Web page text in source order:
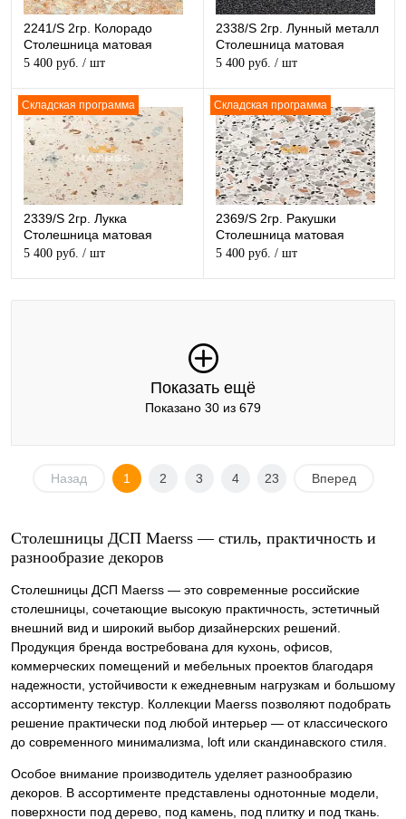
2241/S 2гр. Колорадо
Столешница матовая
5 400 руб. / шт
2338/S 2гр. Лунный металл
Столешница матовая
5 400 руб. / шт
Складская программа
2339/S 2гр. Лукка
Столешница матовая
5 400 руб. / шт
Складская программа
2369/S 2гр. Ракушки
Столешница матовая
5 400 руб. / шт
Показать ещё
Показано 30 из 679
Назад 1 2 3 4 23 Вперед
Столешницы ДСП Maerss — стиль, практичность и
разнообразие декоров
Столешницы ДСП Maerss — это современные российские
столешницы, сочетающие высокую практичность, эстетичный
внешний вид и широкий выбор дизайнерских решений.
Продукция бренда востребована для кухонь, офисов,
коммерческих помещений и мебельных проектов благодаря
надежности, устойчивости к ежедневным нагрузкам и большому
ассортименту текстур. Коллекции Maerss позволяют подобрать
решение практически под любой интерьер — от классического
до современного минимализма, loft или скандинавского стиля.
Особое внимание производитель уделяет разнообразию
декоров. В ассортименте представлены однотонные модели,
поверхности под дерево, под камень, под плитку и под ткань.